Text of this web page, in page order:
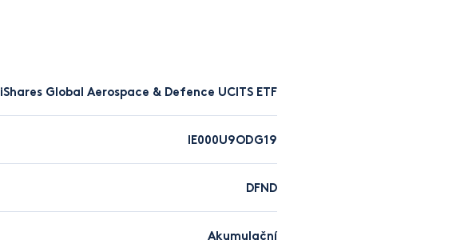
iShares Global Aerospace & Defence UCITS ETF
IE000U9ODG19
DFND
Akumulační